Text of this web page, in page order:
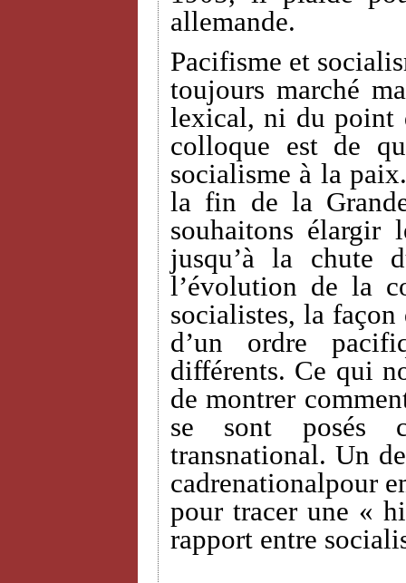
allemande.
Pacifisme et
toujours marché
lexical, ni du point
colloque est de
socialisme à la
la fin de la
souhaitons élargir
jusqu’à la chute
l’évolution de la
socialistes, la
d’un ordre
différents. Ce qui
de montrer
se sont posés
transnational. Un
cadrenationalpour
pour tracer une «
rapport entre